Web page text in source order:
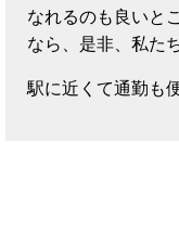
なれるのも良いと
なら、是非、私た
駅に近くて通勤も